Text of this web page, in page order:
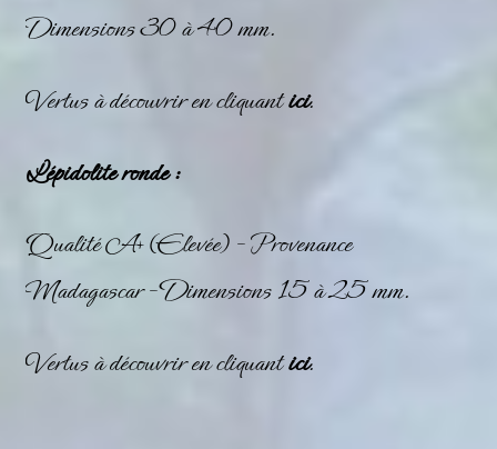
Dimensions 30 à 40 mm.
Vertus à découvrir en cliquantici.
Lépidolite ronde :
Qualité A+ (Elevée) – Provenance
Madagascar – Dimensions 15 à 25 mm.
Vertus à découvrir en cliquantici.